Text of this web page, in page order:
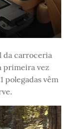
da carroceria
primeira vez
polegadas vêm